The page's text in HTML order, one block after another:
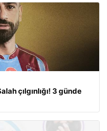
çılgınlığı! 3 günde